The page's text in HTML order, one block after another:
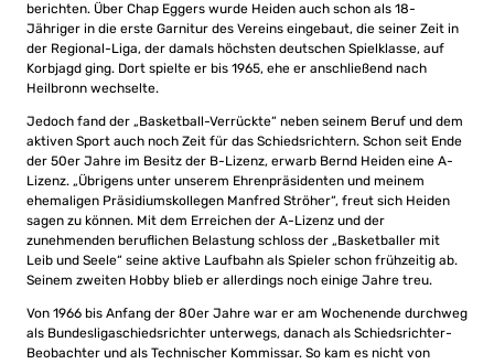
berichten. Über Chap Eggers wurde Heiden auch schon als 18-
Jähriger in die erste Garnitur des Vereins eingebaut, die seiner Zeit in
der Regional-Liga, der damals höchsten deutschen Spielklasse, auf
Korbjagd ging. Dort spielte er bis 1965, ehe er anschließend nach
Heilbronn wechselte.
Jedoch fand der „Basketball-Verrückte“ neben seinem Beruf und dem
aktiven Sport auch noch Zeit für das Schiedsrichtern. Schon seit Ende
der 50er Jahre im Besitz der B-Lizenz, erwarb Bernd Heiden eine A-
Lizenz. „Übrigens unter unserem Ehrenpräsidenten und meinem
ehemaligen Präsidiumskollegen Manfred Ströher“, freut sich Heiden
sagen zu können. Mit dem Erreichen der A-Lizenz und der
zunehmenden beruflichen Belastung schloss der „Basketballer mit
Leib und Seele“ seine aktive Laufbahn als Spieler schon frühzeitig ab.
Seinem zweiten Hobby blieb er allerdings noch einige Jahre treu.
Von 1966 bis Anfang der 80er Jahre war er am Wochenende durchweg
als Bundesligaschiedsrichter unterwegs, danach als Schiedsrichter-
Beobachter und als Technischer Kommissar. So kam es nicht von